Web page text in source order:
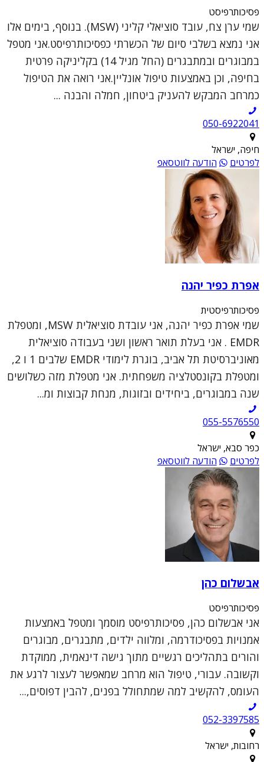
פסיכותרפיסט
שמי ערן צח, עובד סוציאלי קליני (MSW). בנוסף, בימים אלו
אני נמצא בשלבי סיום של הכשרתי כפסיכותרפיסט.אני מטפל
במבוגרים ובמתבגרים (החל מגיל 14) בקליניקה פרטית
בחיפה, וכן באמצעות טיפול אונליין.אני רואה את הטיפול
כמרחב המבקש להעניק ביטחון, חמלה והבנה ...
050-6922041
חיפה, ישראל
לפרטים
הודעה לווטסאפ
אפרת כפיר יהנה
פסיכותרפיסטית
שמי אפרת כפיר יהנה, אני עובדת סוציאלית MSW, ומטפלת
EMDR . אני בעלת תואר ראשון ושני בעבודה סוציאלית
מאוניברסיטת תל אביב, בוגרת לימודי EMDR שלבים 1 ו 2,
ומטפלת בקונסטלציה משפחתית. אני מטפלת מזה כשלושים
שנה במבוגרים, ביחידים ובזוגות, מנחת קבוצות ומ...
055-5576550
כפר סבא, ישראל
לפרטים
הודעה לווטסאפ
אבשלום כהן
פסיכותרפיסט
אני אבשלום כהן, פסיכותרפיסט מוסמך ומטפל באמצעות
אמנויות בפסיכודרמה, ומלווה ילדים, מתבגרים, מבוגרים
והורים בתהליכים רגשיים מתוך גישה דינאמית, ממוקדת
וקשובה. עבורי, טיפול הוא מרחב שמאפשר לעצור לרגע את
העומס, להקשיב למה שמתחולל בפנים, להבין דפוסים,...
052-3397585
רחובות, ישראל